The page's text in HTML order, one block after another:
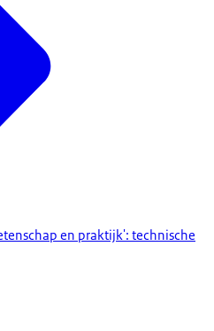
en praktijk': technische